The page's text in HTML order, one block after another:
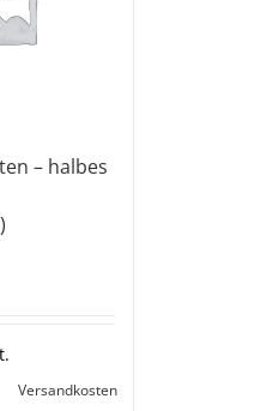
– halbes
Versandkosten